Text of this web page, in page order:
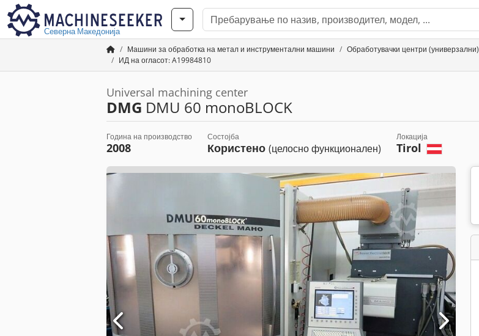
Северна Македонија
Машини за обработка на метал и инструментални машини Обработувачки центри (универзални)
ИД на огласот: A19984810
Universal machining center
DMG DMU 60 monoBLOCK
Година на производство
2008
Состојба
Користено (целосно функционален)
Локација
Tirol